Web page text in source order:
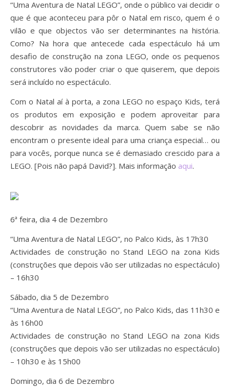
“Uma Aventura de Natal LEGO”, onde o público vai decidir o
que é que aconteceu para pôr o Natal em risco, quem é o
vilão e que objectos vão ser determinantes na história.
Como? Na hora que antecede cada espectáculo há um
desafio de construção na zona LEGO, onde os pequenos
construtores vão poder criar o que quiserem, que depois
será incluído no espectáculo.
Com o Natal aí à porta, a zona LEGO no espaço Kids, terá
os produtos em exposição e podem aproveitar para
descobrir as novidades da marca. Quem sabe se não
encontram o presente ideal para uma criança especial… ou
para vocês, porque nunca se é demasiado crescido para a
LEGO. [Pois não papá David?]. Mais informação aqui.
6ª feira, dia 4 de Dezembro
“Uma Aventura de Natal LEGO”, no Palco Kids, às 17h30
Actividades de construção no Stand LEGO na zona Kids
(construções que depois vão ser utilizadas no espectáculo)
– 16h30
Sábado, dia 5 de Dezembro
“Uma Aventura de Natal LEGO”, no Palco Kids, das 11h30 e
às 16h00
Actividades de construção no Stand LEGO na zona Kids
(construções que depois vão ser utilizadas no espectáculo)
– 10h30 e às 15h00
Domingo, dia 6 de Dezembro